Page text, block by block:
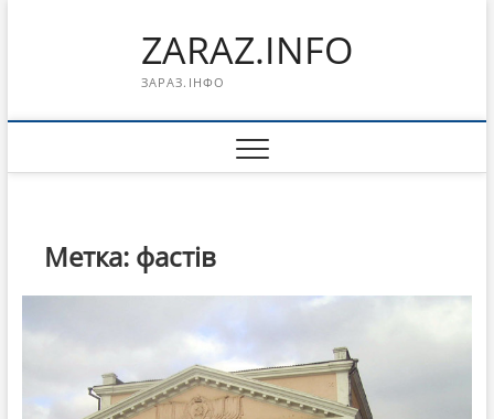
ZARAZ.INFO
ЗАРАЗ.ІНФО
Метка: фастів